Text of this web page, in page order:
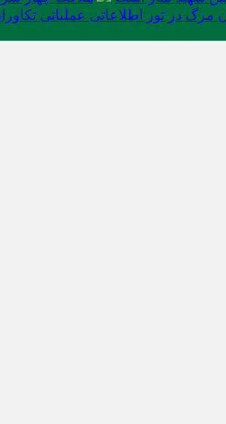
مرگ در تور اطلاعاتی عملیاتی